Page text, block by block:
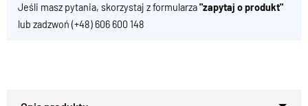
Jeśli masz pytania, skorzystaj z formularza"zapytaj o produkt"
lub zadzwoń (+48) 606 600 148